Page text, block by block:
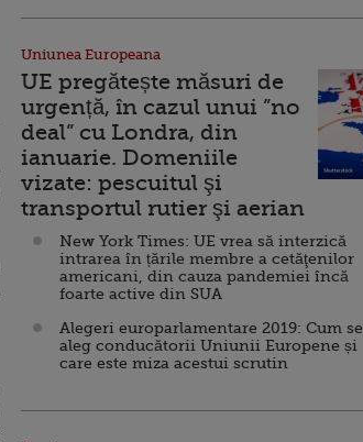
Uniunea Europeana
UE pregătește măsuri de
urgență, în cazul unui ”no
deal” cu Londra, din
ianuarie. Domeniile
vizate: pescuitul şi
transportul rutier şi aerian
New York Times: UE vrea să interzică
intrarea în țările membre a cetăţenilor
americani, din cauza pandemiei încă
foarte active din SUA
Alegeri europarlamentare 2019: Cum se
aleg conducătorii Uniunii Europene și
care este miza acestui scrutin